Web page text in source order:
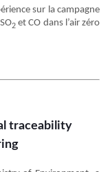
sur la campagne
2et CO dans l’air zéro
traceability